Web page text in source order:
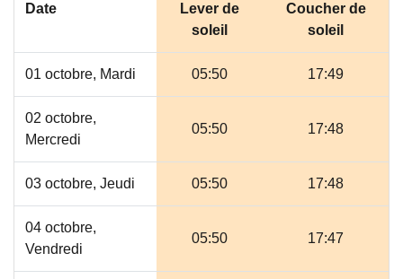
Date
Lever de
soleil
Coucher de
soleil
01 octobre, Mardi 05:50 17:49
02 octobre,
Mercredi
05:50 17:48
03 octobre, Jeudi 05:50 17:48
04 octobre,
Vendredi
05:50 17:47